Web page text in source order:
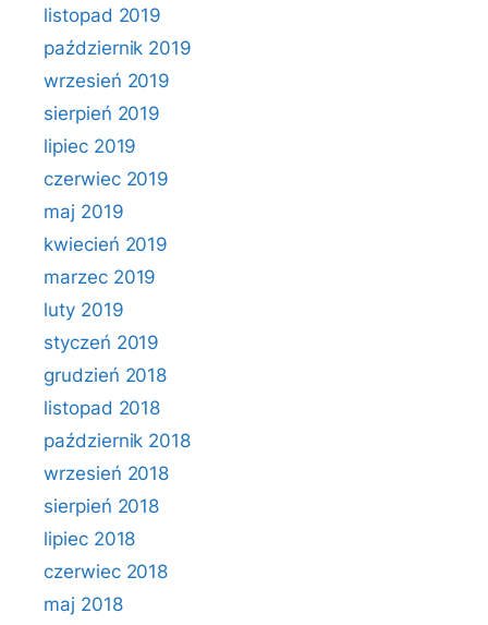
listopad 2019
październik 2019
wrzesień 2019
sierpień 2019
lipiec 2019
czerwiec 2019
maj 2019
kwiecień 2019
marzec 2019
luty 2019
styczeń 2019
grudzień 2018
listopad 2018
październik 2018
wrzesień 2018
sierpień 2018
lipiec 2018
czerwiec 2018
maj 2018